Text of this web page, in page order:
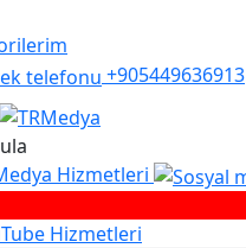
+905449636913
Hizmetleri
Hizmetleri